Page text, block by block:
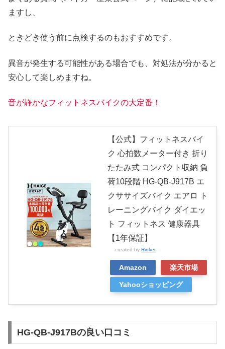
ますし、
ときどき使う前に点検するのもおすすめです。
異音が発生する可能性がある場合でも、対処法が分かると
安心して楽しめますね。
音が静かなフィットネスバイクの大定番！
【公式】フィットネスバイ
ク 心拍数メーター付き 折り
たたみ式 コンパクト収納 負
荷10段階 HG-QB-J917B エ
クササイズバイク エアロ ト
レーニングバイク ダイエッ
ト フィットネス 健康器具
【1年保証】
created by Rinker
Amazon 楽天市場
Yahooショッピング
HG-QB-J917Bの良い口コミ